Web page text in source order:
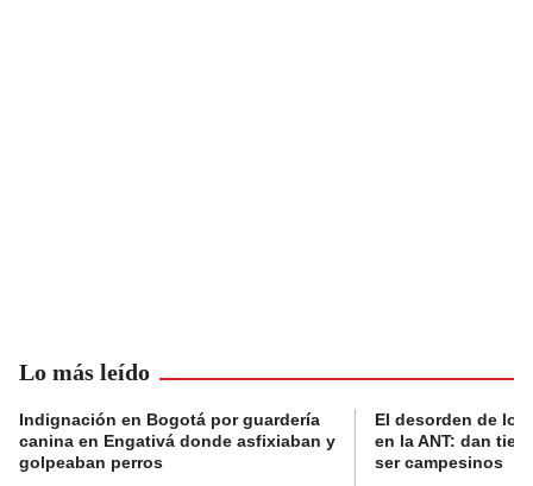
Lo más leído
Indignación en Bogotá por guardería
canina en Engativá donde asfixiaban y
golpeaban perros
El desorden de
en la ANT: dan
ser campesinos